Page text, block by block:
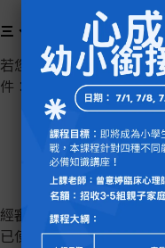
三、自願退費機制
若您不符合法定鑑賞期條
件：
課程觀看進度未超
自付款日起14日內
準）。
經審核符合條件後，我們
已使用課程費用與不超過